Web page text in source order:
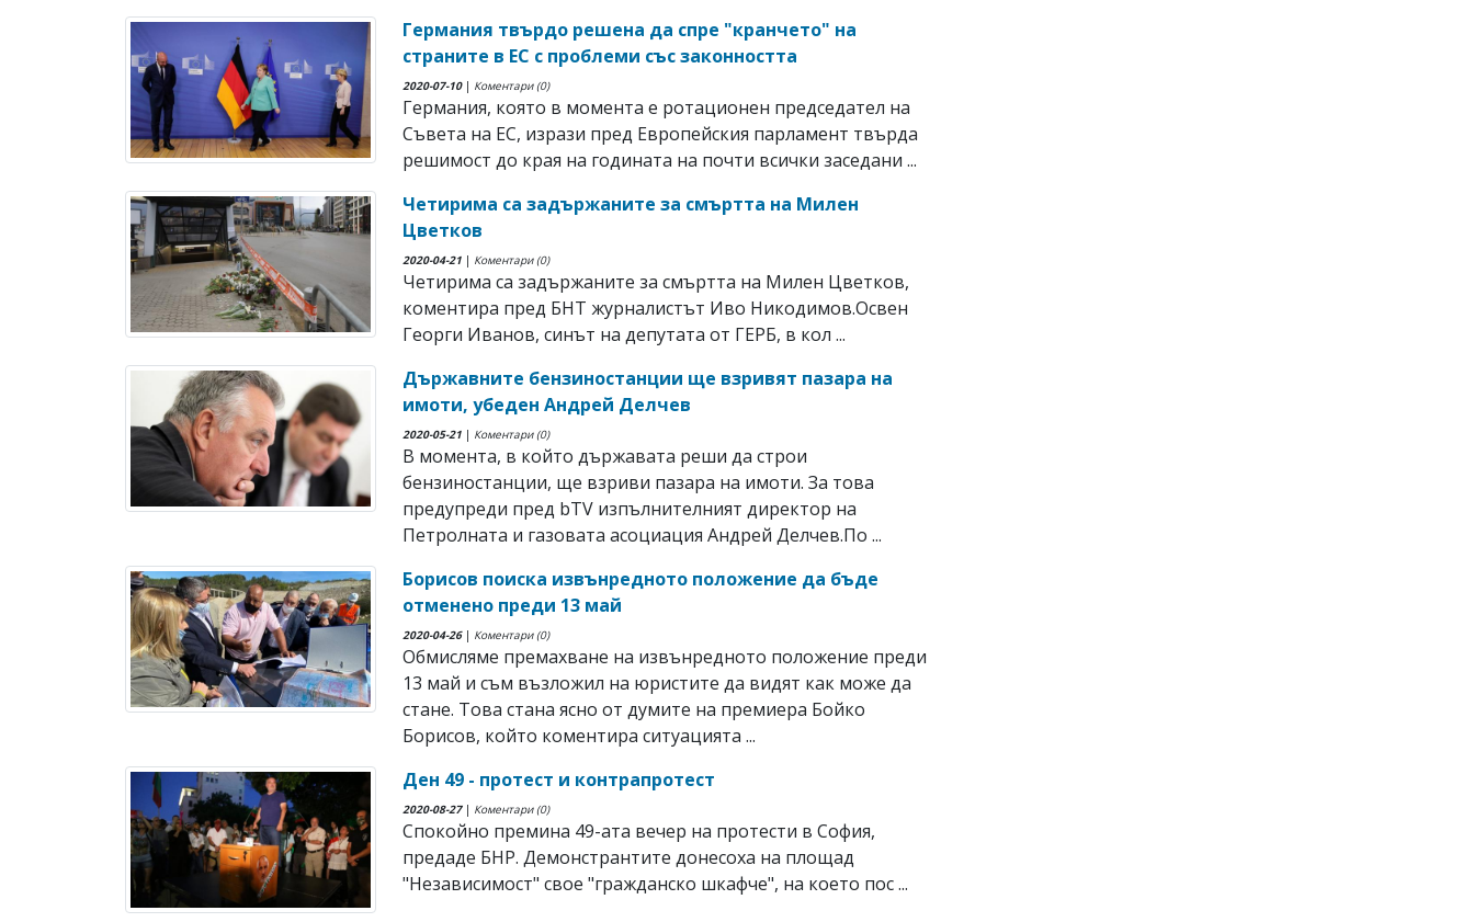
Германия твърдо решена да спре "кранчето" на
страните в ЕС с проблеми със законността
2020-07-10| Коментари (0)
Германия, която в момента е ротационен председател на
Съвета на ЕС, изрази пред Европейския парламент твърда
решимост до края на годината на почти всички заседани ...
Четирима са задържаните за смъртта на Милен
Цветков
2020-04-21 | Коментари (0)
Четирима са задържаните за смъртта на Милен Цветков,
коментира пред БНТ журналистът Иво Никодимов.Освен
Георги Иванов, синът на депутата от ГЕРБ, в кол ...
Държавните бензиностанции ще взривят пазара на
имоти, убеден Андрей Делчев
2020-05-21 | Коментари (0)
В момента, в който държавата реши да строи
бензиностанции, ще взриви пазара на имоти. За това
предупреди пред bTV изпълнителният директор на
Петролната и газовата асоциация Андрей Делчев.По ...
Борисов поиска извънредното положение да бъде
отменено преди 13 май
2020-04-26| Коментари (0)
Обмисляме премахване на извънредното положение преди
13 май и съм възложил на юристите да видят как може да
стане. Това стана ясно от думите на премиера Бойко
Борисов, който коментира ситуацията ...
Ден 49 - протест и контрапротест
2020-08-27| Коментари (0)
Спокойно премина 49-ата вечер на протести в София,
предаде БНР. Демонстрантите донесоха на площад
"Независимост" свое "гражданско шкафче", на което пос ...